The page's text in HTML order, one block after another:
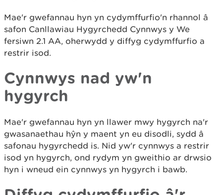
Mae'r gwefannau hyn yn cydymffurfio'n rhannol â
safon Canllawiau Hygyrchedd Cynnwys y We
fersiwn 2.1 AA, oherwydd y diffyg cydymffurfio a
restrir isod.
Cynnwys nad yw'n
hygyrch
Mae'r gwefannau hyn yn llawer mwy hygyrch na'r
gwasanaethau hŷn y maent yn eu disodli, sydd â
safonau hygyrchedd is. Nid yw'r cynnwys a restrir
isod yn hygyrch, ond rydym yn gweithio ar drwsio
hyn i wneud ein cynnwys yn hygyrch i bawb.